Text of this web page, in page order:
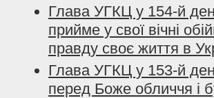
Глава УГКЦ у 154-й
прийме у свої вічні
правду своє життя в
Глава УГКЦ у 153-й
перед Боже обличчя і